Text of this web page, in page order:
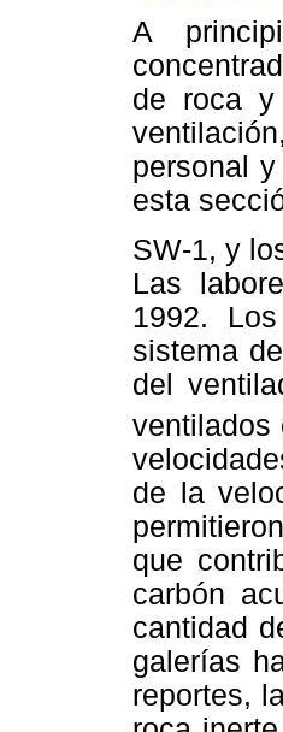
A
de roca y
personal
esta
SW-1, y
Las
1992.
sistema
del
ventilados
de la
que
carbón
cantidad
galerías
reportes,